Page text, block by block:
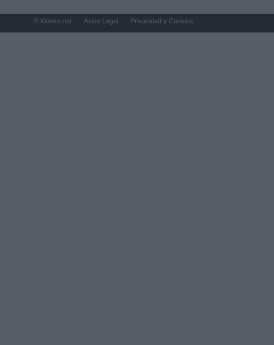
© Kiosko.net Aviso Legal Privacidad y Cookies